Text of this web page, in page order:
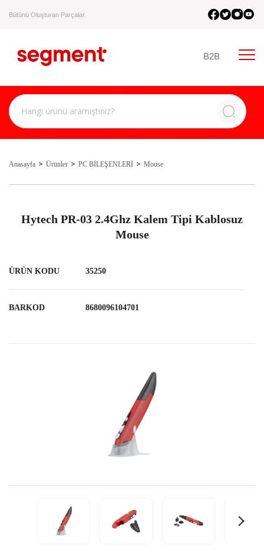
Bütünü Oluşturan Parçalar.
B2B
Anasayfa Ürünler PC BİLEŞENLERİ Mouse
Hytech PR-03 2.4Ghz Kalem Tipi Kablosuz
Mouse
ÜRÜN KODU 35250
BARKOD 8680096104701